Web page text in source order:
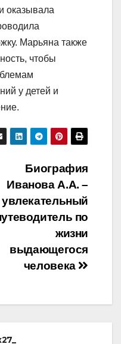
оказывала
Марьяна также
чтобы
у детей и
Биография
Иванова А.А. –
увлекательный
по
жизни
выдающегося
человека